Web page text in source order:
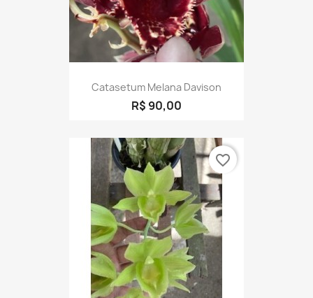
Catasetum Melana Davison
R$ 90,00
favorite_border